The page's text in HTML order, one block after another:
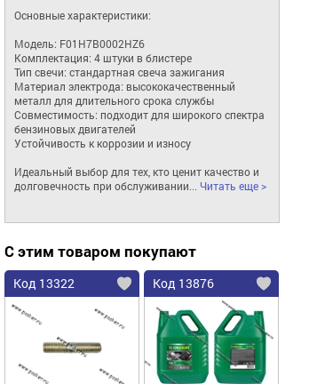
Основные характеристики:
Модель: F01H7B0002HZ6
Комплектация: 4 штуки в блистере
Тип свечи: стандартная свеча зажигания
Материал электрода: высококачественный
металл для длительного срока службы
Совместимость: подходит для широкого спектра
бензиновых двигателей
Устойчивость к коррозии и износу
Идеальный выбор для тех, кто ценит качество и
долговечность при обслуживании... Читать еще >
С этим товаром покупают
Код 13322 Код 13876